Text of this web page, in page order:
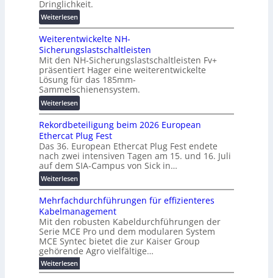
e
n
g
i
t
a
l
e
T
r
a
n
s
p
a
r
e
n
z
e
n
b
a
u
:
F
o
r
s
h
u
n
g
s
f
r
d
e
r
u
n
g
Dringlichkeit.
Weiterlesen:
V
o
l
t
a
-
X
2
0
2
7
w
i
r
d
z
u
m
E
n
e
r
g
Weiterentwickelte NH-
Sicherungslastschaltleisten
Mit den NH-Sicherungslastschaltleisten Fv+
präsentiert Hager eine weiterentwickelte
Lösung für das 185mm-
Sammelschienensystem.
Weiterlesen:
W
e
i
t
e
r
e
n
t
w
i
c
k
e
l
Rekordbeteiligung beim 2026 European
Ethercat Plug Fest
Das 36. European Ethercat Plug Fest endete
nach zwei intensiven Tagen am 15. und 16. Juli
auf dem SIA-Campus von Sick in…
Weiterlesen:
R
e
k
o
r
d
b
e
Mehrfachdurchführungen für effizienteres
Kabelmanagement
Mit den robusten Kabeldurchführungen der
Serie MCE Pro und dem modularen System
MCE Syntec bietet die zur Kaiser Group
gehörende Agro vielfältige…
Weiterlesen:
M